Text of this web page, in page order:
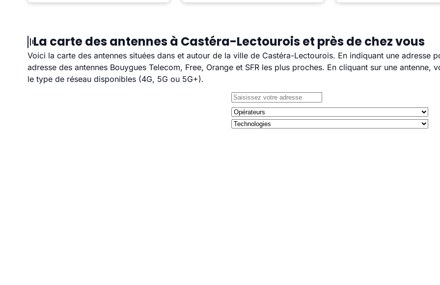
La carte des antennes à Castéra-Lectourois et près de chez vous
Voici la carte des antennes situées dans et autour de la ville de Castéra-Lectourois. En indiquant une adresse
adresse des antennes Bouygues Telecom, Free, Orange et SFR les plus proches. En cliquant sur une
le type de réseau disponibles (4G, 5G ou 5G+).